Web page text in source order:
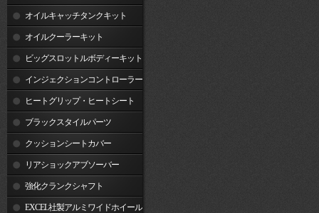
オイルキャッチタンクキット
オイルクーラーキット
ビッグスロットルボディーキット
インジェクションコントローラー
ヒートグリップ・ヒートシート
ブラックスタイルパーツ
クッションシートカバー
リアショックアブソーバー
強化クランクシャフト
EXCEL社製アルミワイドホイール